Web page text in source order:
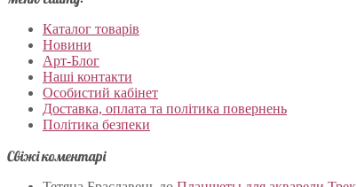
Каталог товарів
Новини
Арт-Блог
Наші контакти
Особистий кабінет
Доставка, оплата та політика повернень
Політика безпеки
Свіжі коментарі